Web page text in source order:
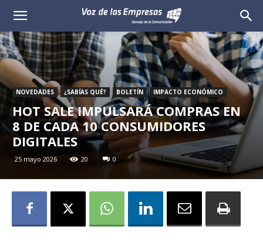
Voz
de
las
Empresas
NOVEDADES ¿SABÍAS QUÉ? BOLETÍN IMPACTO ECONÓMICO
HOT SALE IMPULSARÁ COMPRAS EN
8 DE CADA 10 CONSUMIDORES
DIGITALES
25 mayo 2026 20 0